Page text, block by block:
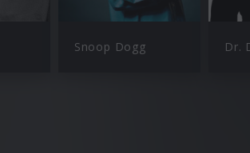
Snoop Dogg Dr.